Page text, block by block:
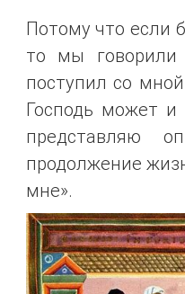
Потому что если
то мы говорили
поступил со
Господь может
представляю
продолжение
мне».